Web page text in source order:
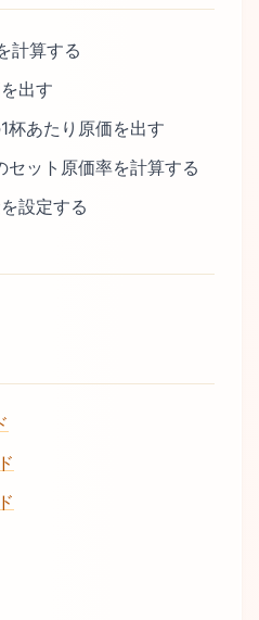
計算する
出す
杯あたり原価を出す
セット原価率を計算する
設定する